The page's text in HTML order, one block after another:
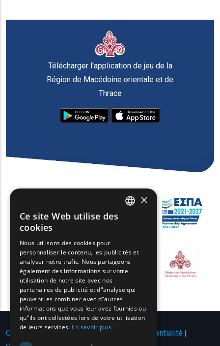
Télécharger l'application de jeu de la
Région de Macédoine orientale et de
Thrace
Conditions d'utilisation | Politique de confidentialité |
FRENCH
BULGARIAN
GERMAN
ROMANIAN
TURKISH
×
Ce site Web utilise des
cookies
Nous utilisons des cookies pour
personnaliser le contenu, les publicités et
analyser notre trafic. Nous partageons
également des informations sur votre
utilisation de notre site avec nos
partenaires de publicité et d"analyse qui
peuvent les combiner avec d"autres
informations que vous leur avez fournies ou
qu"ils ont collectées lors de votre utilisation
de leurs services. En savoir plus